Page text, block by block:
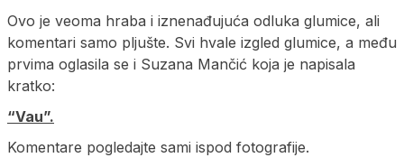
Ovo je veoma hraba i iznenađujuća odluka glumice, ali
komentari samo pljušte. Svi hvale izgled glumice, a među
prvima oglasila se i Suzana Mančić koja je napisala
kratko:
“Vau”.
Komentare pogledajte sami ispod fotografije.